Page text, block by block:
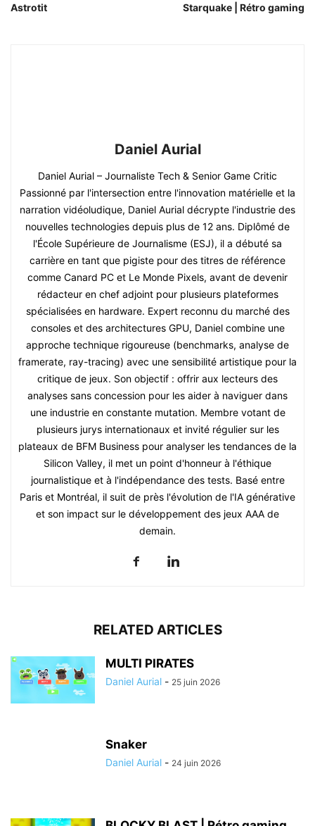
Astrotit Starquake | Rétro gaming
Daniel Aurial
Daniel Aurial – Journaliste Tech & Senior Game Critic
Passionné par l'intersection entre l'innovation matérielle et la
narration vidéoludique, Daniel Aurial décrypte l'industrie des
nouvelles technologies depuis plus de 12 ans. Diplômé de
l'École Supérieure de Journalisme (ESJ), il a débuté sa
carrière en tant que pigiste pour des titres de référence
comme Canard PC et Le Monde Pixels, avant de devenir
rédacteur en chef adjoint pour plusieurs plateformes
spécialisées en hardware. Expert reconnu du marché des
consoles et des architectures GPU, Daniel combine une
approche technique rigoureuse (benchmarks, analyse de
framerate, ray-tracing) avec une sensibilité artistique pour la
critique de jeux. Son objectif : offrir aux lecteurs des
analyses sans concession pour les aider à naviguer dans
une industrie en constante mutation. Membre votant de
plusieurs jurys internationaux et invité régulier sur les
plateaux de BFM Business pour analyser les tendances de la
Silicon Valley, il met un point d'honneur à l'éthique
journalistique et à l'indépendance des tests. Basé entre
Paris et Montréal, il suit de près l'évolution de l'IA générative
et son impact sur le développement des jeux AAA de
demain.
RELATED ARTICLES
MULTI PIRATES
Daniel Aurial - 25 juin 2026
Snaker
Daniel Aurial - 24 juin 2026